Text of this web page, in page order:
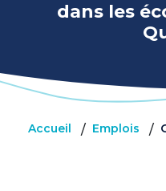
dans les
Accueil / Emplois /